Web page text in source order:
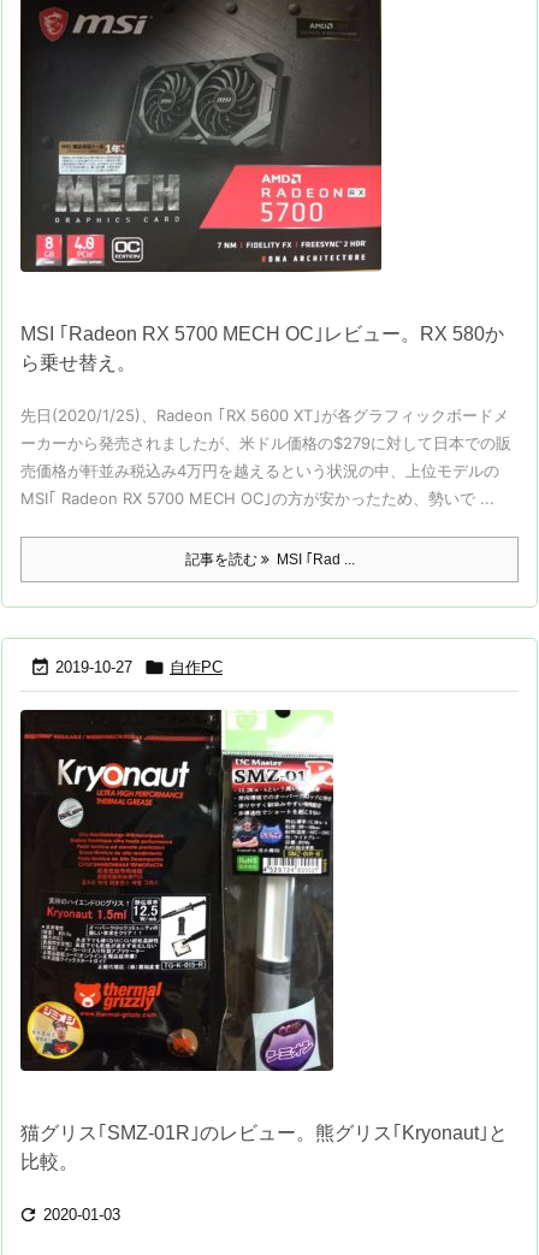
MSI ｢Radeon RX 5700 MECH OC｣レビュー。RX 580か
ら乗せ替え。
先日(2020/1/25)、Radeon ｢RX 5600 XT｣が各グラフィックボードメ
ーカーから発売されましたが、米ドル価格の$279に対して日本での販
売価格が軒並み税込み4万円を越えるという状況の中、上位モデルの
MSI｢ Radeon RX 5700 MECH OC｣の方が安かったため、勢いで ...
記事を読む MSI ｢Rad ...
 2019-10-27  自作PC
猫グリス｢SMZ-01R｣のレビュー。熊グリス｢Kryonaut｣と
比較。
 2020-01-03